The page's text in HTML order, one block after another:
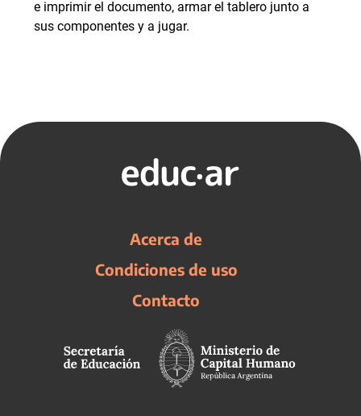
e imprimir el documento, armar el tablero junto a
sus componentes y a jugar.
Acerca de
Condiciones de uso
Contacto